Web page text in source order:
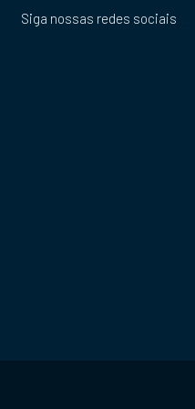
Siga nossas redes sociais